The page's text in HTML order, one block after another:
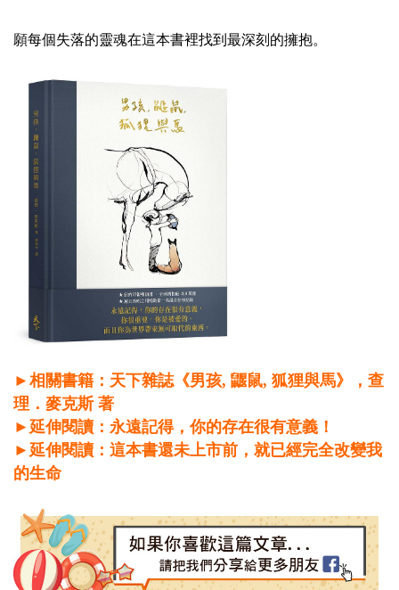
願每個失落的靈魂在這本書裡找到最深刻的擁抱。
►相關書籍：天下雜誌《男孩, 鼴鼠, 狐狸與馬》，查
理．麥克斯 著
►延伸閱讀：永遠記得，你的存在很有意義！
►延伸閱讀：這本書還未上市前，就已經完全改變我
的生命